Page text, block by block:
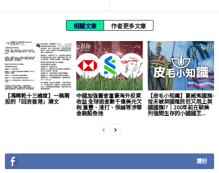
相關文章 作者更多文章
【馮睎乾十三維度】一稿兩
投的「回流香港」潮文
中國加強審查富豪海外投資
收益 全球追查數千億美元欠
稅 滙豐、渣打、保誠等涉華
金融股急挫
【皮毛小知識】夏威夷國旗-
從未被英國殖民但又用上英
國國旗!?｜200年前在歐美
列強間生存的小國國王...
讚好